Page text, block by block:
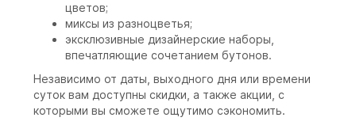
цветов;
миксы из разноцветья;
эксклюзивные дизайнерские наборы,
впечатляющие сочетанием бутонов.
Независимо от даты, выходного дня или времени
суток вам доступны скидки, а также акции, с
которыми вы сможете ощутимо сэкономить.